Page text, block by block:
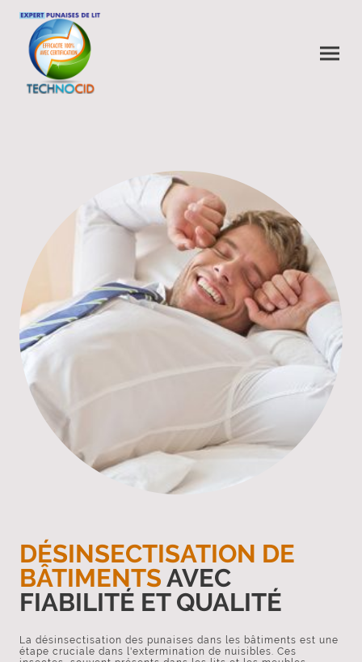
DÉSINSECTISATION DE
BÂTIMENTSAVEC
FIABILITÉ ET QUALITÉ
La désinsectisation des punaises dans les bâtiments est une
étape cruciale dans l'extermination de nuisibles. Ces